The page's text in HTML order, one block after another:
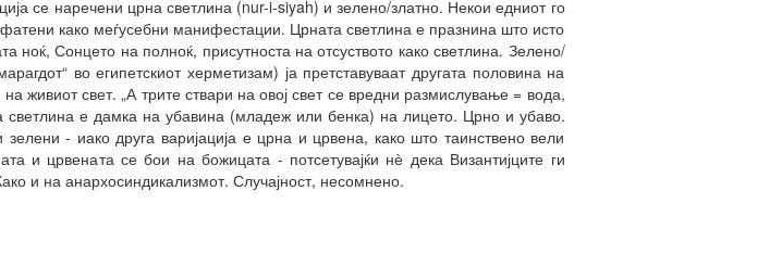
се наречени црна светлина (nur-i-siyah) и зелено/златно. Некои едниот го
како меѓусебни манифестации. Црната светлина е празнина што исто
ноќ, Сонцето на полноќ, присутноста на отсуството како светлина. Зелено/
во египетскиот херметизам) ја претставуваат другата половина на
живиот свет. „А трите ствари на овој свет се вредни размислување = вода,
е дамка на убавина (младеж или бенка) на лицето. Црно и убаво.
- иако друга варијација е црна и црвена, како што таинствено вели
и црвената се бои на божицата - потсетувајќи нѐ дека Византијците ги
и на анархосиндикализмот. Случајност, несомнено.